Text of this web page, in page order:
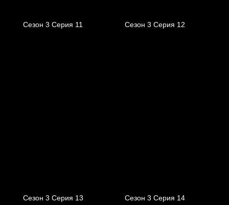
Сезон 3 Серия 11 Сезон 3 Серия 12
Сезон 3 Серия 13 Сезон 3 Серия 14